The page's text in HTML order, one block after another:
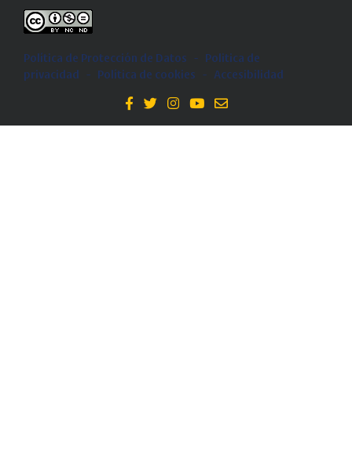
Política de Protección de Datos - Politica de
privacidad
- Política de cookies - Accesibilidad